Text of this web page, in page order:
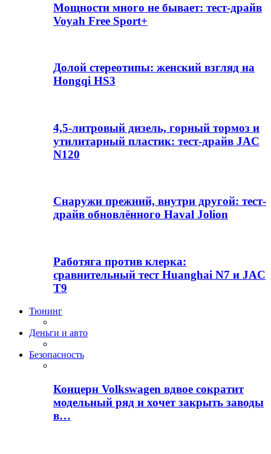
Мощности много не бывает: тест-драйв
Voyah Free Sport+
Долой стереотипы: женский взгляд на
Hongqi HS3
4,5-литровый дизель, горный тормоз и
утилитарный пластик: тест-драйв JAC
N120
Снаружи прежний, внутри другой: тест-
драйв обновлённого Haval Jolion
Работяга против клерка:
сравнительный тест Huanghai N7 и JAC
T9
Тюнинг
Деньги и авто
Безопасность
Концерн Volkswagen вдвое сократит
модельный ряд и хочет закрыть заводы
в…